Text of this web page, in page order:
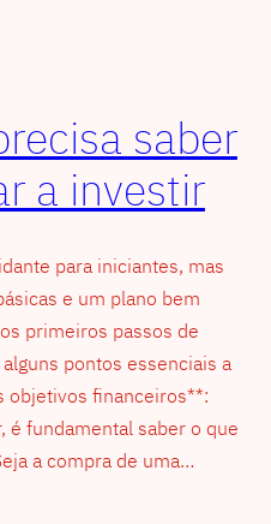
saber
a investir
para iniciantes, mas
e um plano bem
primeiros passos de
pontos essenciais a
objetivos financeiros**:
é fundamental saber o que
a compra de uma…